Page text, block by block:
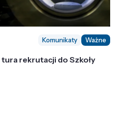
Komunikaty Ważne
rekrutacji do Szkoły